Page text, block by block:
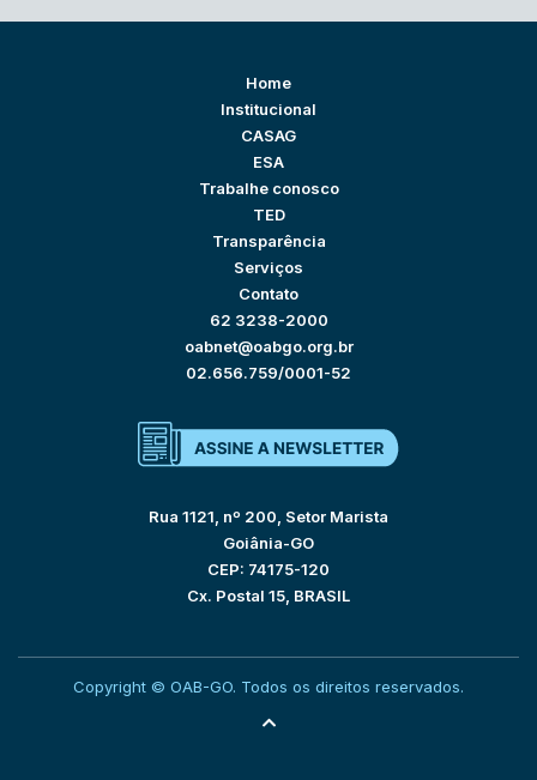
Home
Institucional
CASAG
ESA
Trabalhe conosco
TED
Transparência
Serviços
Contato
62 3238-2000
oabnet@oabgo.org.br
02.656.759/0001-52
Rua 1121, nº 200, Setor Marista
Goiânia-GO
CEP: 74175-120
Cx. Postal 15, BRASIL
Copyright © OAB-GO. Todos os direitos reservados.